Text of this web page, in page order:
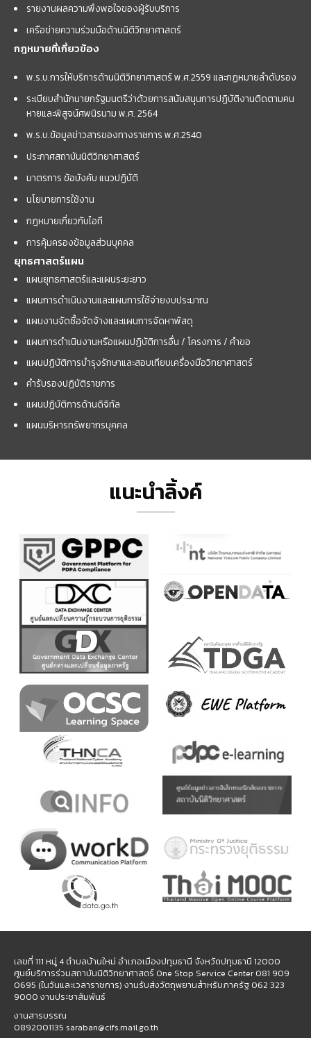
รายงานผลความพึงพอใจของผู้รับบริการ
เครือข่ายความร่วมมือด้านนิติวิทยาศาสตร์
กฎหมายที่เกี่ยวข้อง
พ.ร.บ.การให้บริการด้านนิติวิทยาศาสตร์ พ.ศ.2559 และกฏหมายลำดับรอง
ระเบียบสำนักนายกรัฐมนตรีว่าด้วยการสนับสนุนการปฏิบัติงานติดตามคน
หายและพิสูจน์ศพนิรนาม พ.ศ. 2564
พ.ร.บ.ข้อมูลข่าวสารของทางราชการ พ.ศ.2540
ประกาศสถาบันนิติวิทยาศาสตร์
มาตรการ ข้อบังคับ แนวปฏิบัติ
นโยบายการใช้งาน
กฎหมายเกี่ยวกับไอที
การคุ้มครองข้อมูลส่วนบุคคล
ยุทธศาสตร์แผน
แผนยุทธศาสตร์และแผนระยะยาว
แผนการดำเนินงานและแผนการใช้จ่ายงบประมาณ
แผนงานจัดซื้อจัดจ้างและแผนการจัดหาพัสดุ
แผนการดำเนินงานหรือแผนปฏิบัติการอื่น / โครงการ / คำขอ
แผนปฏิบัติการบำรุงรักษาและสอบเทียบเครื่องมือวิทยาศาสตร์
คำรับรองปฏิบัติราชการ
แผนปฏิบัติการด้านดิจิทัล
แผนบริหารทรัพยากรบุคคล
แนะนำลิ้งค์
เลขที่ 111 หมู่ 4 ตำบลบ้านใหม่ อำเภอเมืองปทุมธานี จังหวัดปทุมธานี 12000
ศูนย์บริการร่วมสถาบันนิติวิทยาศาสตร์ One Stop Service Center 081 909
0695 (ในวันและเวลาราชการ) งานรับส่งวัตถุพยานสำหรับภาครัฐ 062 323
9000 งานประชาสัมพันธ์
งานสารบรรณ
0892001135 saraban@cifs.mail.go.th